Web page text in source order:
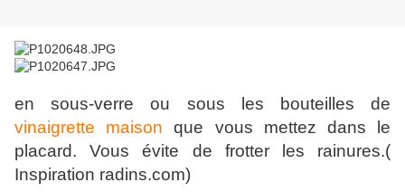
en sous-verre ou sous les bouteilles de
vinaigrette maison que vous mettez dans le
placard. Vous évite de frotter les rainures.(
Inspiration radins.com)